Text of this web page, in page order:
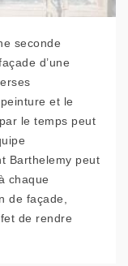
seconde
d’une
et le
le temps peut
Barthelemy peut
chaque
de façade,
de rendre